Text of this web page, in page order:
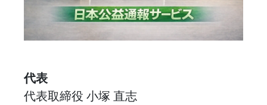
代表
代表取締役 小塚 直志